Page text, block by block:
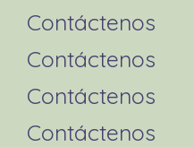
Contáctenos
Contáctenos
Contáctenos
Contáctenos